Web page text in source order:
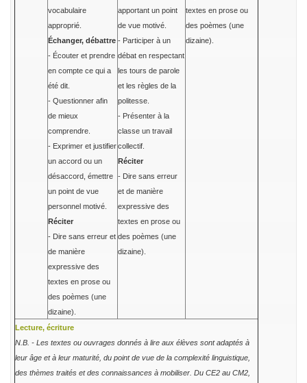
vocabulaire
approprié.
Échanger, débattre
- Écouter et prendre
en compte ce qui a
été dit.
- Questionner afin
de mieux
comprendre.
- Exprimer et justifier
un accord ou un
désaccord, émettre
un point de vue
personnel motivé.
Réciter
- Dire sans erreur et
de manière
expressive des
textes en prose ou
des poèmes (une
dizaine).
apportant un point
de vue motivé.
- Participer à un
débat en respectant
les tours de parole
et les règles de la
politesse.
- Présenter à la
classe un travail
collectif.
Réciter
- Dire sans erreur
et de manière
expressive des
textes en prose ou
des poèmes (une
dizaine).
textes en prose ou
des poèmes (une
dizaine).
Lecture, écriture
N.B. - Les textes ou ouvrages donnés à lire aux élèves sont adaptés à
leur âge et à leur maturité, du point de vue de la complexité linguistique,
des thèmes traités et des connaissances à mobiliser. Du CE2 au CM2,